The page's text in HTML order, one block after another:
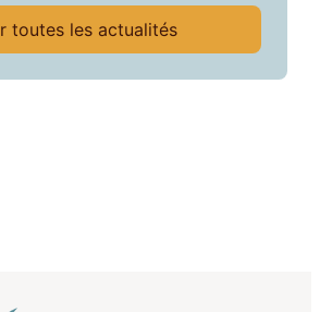
toutes les actualités